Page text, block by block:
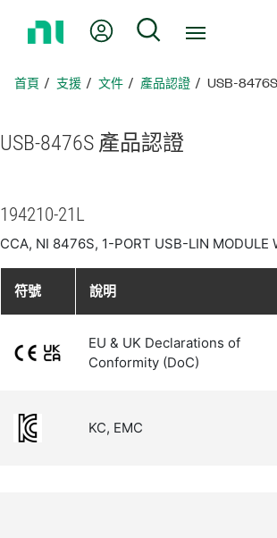
頁
我的帳號 搜尋
首頁 支援 文件 產品認證 USB-
USB-8476S 產品認證
194210-21L
CCA, NI 8476S, 1-PORT USB-LIN MODULE
符號 說明
EU & UK Declarations of
Conformity (DoC)
KC, EMC